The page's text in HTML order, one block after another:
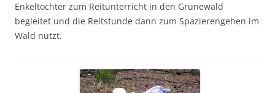
Enkeltochter zum Reitunterricht in den Grunewald
begleitet und die Reitstunde dann zum Spazierengehen im
Wald nutzt.